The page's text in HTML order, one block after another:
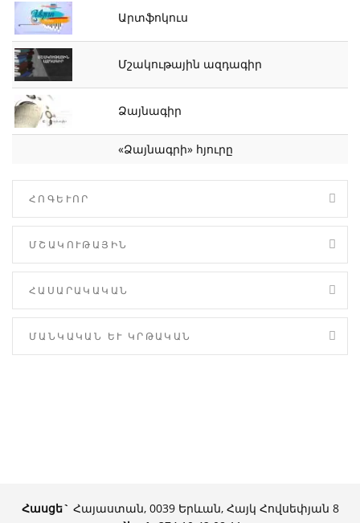
Արտֆոկուս
Մշակութային ազդագիր
Ձայնագիր
«Ձայնագրի» հյուրը
ՀՈԳԵՒՈՐ
ՄՇԱԿՈՒԹԱՅԻՆ
ՀԱՍԱՐԱԿԱԿԱՆ
ՄԱՆԿԱԿԱՆ ԵՒ ԿՐԹԱԿԱՆ
Հասցե` Հայաստան, 0039 Երևան, Հայկ Հովսեփյան 8